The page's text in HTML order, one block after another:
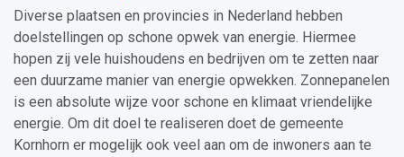
Diverse plaatsen en provincies in Nederland hebben
doelstellingen op schone opwek van energie. Hiermee
hopen zij vele huishoudens en bedrijven om te zetten naar
een duurzame manier van energie opwekken. Zonnepanelen
is een absolute wijze voor schone en klimaat vriendelijke
energie. Om dit doel te realiseren doet de gemeente
Kornhorn er mogelijk ook veel aan om de inwoners aan te